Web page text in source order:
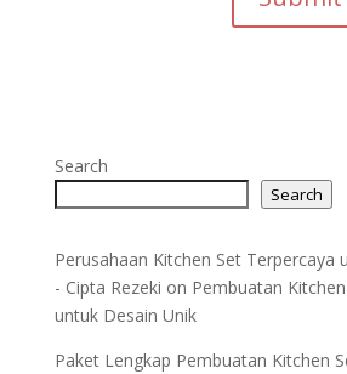
Search
Search
Perusahaan Kitchen Set Terpercaya
- Cipta Rezeki on Pembuatan
untuk Desain Unik
Paket Lengkap Pembuatan Kitchen